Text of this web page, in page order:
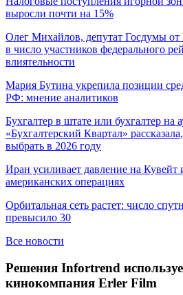
выросли почти на 15%
Олег Михайлов, депутат Госдумы
в число участников федерального
влиятельности
Мария Бутина укрепила позиции
РФ: мнение аналитиков
Бухгалтер в штате или бухгалтер на
«Бухгалтерский Квартал»
выбрать в 2026 году
Иран усиливает давление на Кувейт
американских операциях
Орбитальная сеть растет: число
превысило 30
Все новости
Решения Infortrend
кинокомпания Erler Film